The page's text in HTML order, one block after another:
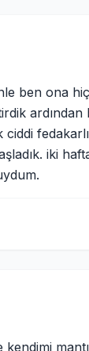
ben ona
ciddi
iki
kendimi